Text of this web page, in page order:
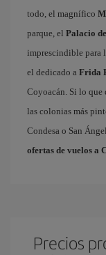
todo, el magnífico
parque, el Palacio
imprescindible para
el dedicado a Frida
Coyoacán. Si lo que
las colonias más
Condesa o San
ofertas de vuelos a
Precios